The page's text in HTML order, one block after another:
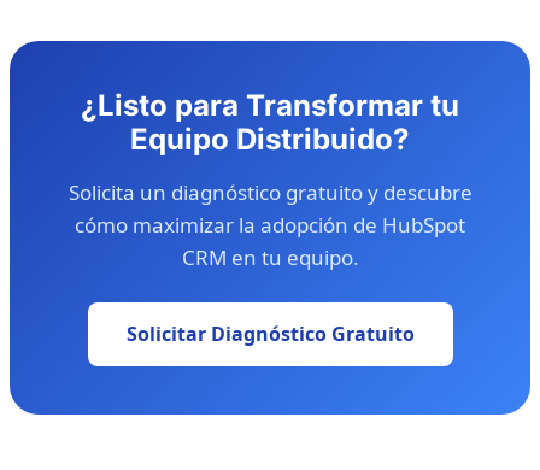
¿Listo para Transformar tu
Equipo Distribuido?
Solicita un diagnóstico gratuito y descubre
cómo maximizar la adopción de HubSpot
CRM en tu equipo.
Solicitar Diagnóstico Gratuito